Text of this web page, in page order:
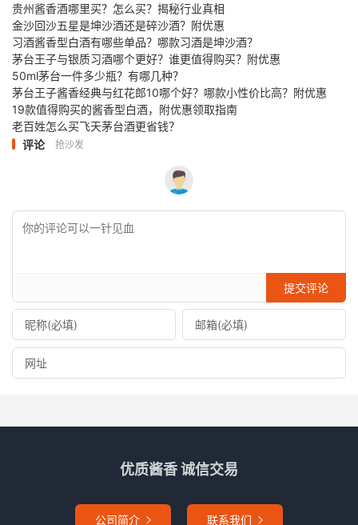
贵州酱香酒哪里买？怎么买？揭秘行业真相
金沙回沙五星是坤沙酒还是碎沙酒？附优惠
习酒酱香型白酒有哪些单品？哪款习酒是坤沙酒？
茅台王子与银质习酒哪个更好？谁更值得购买？附优惠
50ml茅台一件多少瓶？有哪几种？
茅台王子酱香经典与红花郎10哪个好？哪款小性价比高？附优惠
19款值得购买的酱香型白酒，附优惠领取指南
老百姓怎么买飞天茅台酒更省钱？
评论
抢沙发
提交评论
优质酱香 诚信交易
公司简介  联系我们 